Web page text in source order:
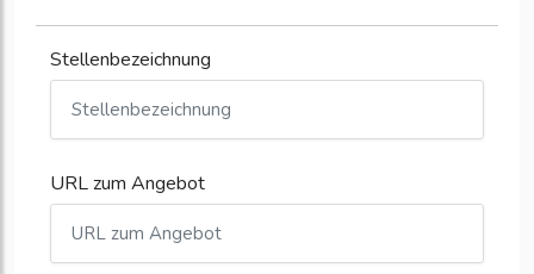
Stellenbezeichnung
URL zum Angebot